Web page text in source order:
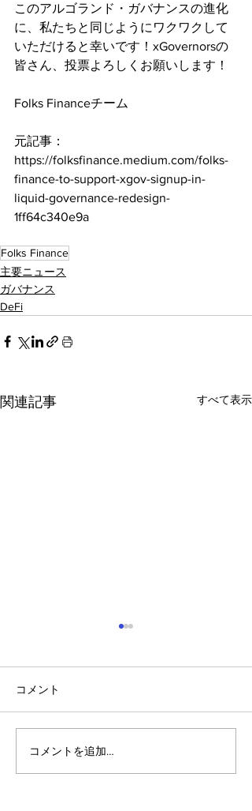
このアルゴランド・ガバナンスの進化
に、私たちと同じようにワクワクして
いただけると幸いです！xGovernorsの
皆さん、投票よろしくお願いします！
Folks Financeチーム
元記事：
https://folksfinance.medium.com/folks-
finance-to-support-xgov-signup-in-
liquid-governance-redesign-
1ff64c340e9a
Folks Finance
主要ニュース
ガバナンス
DeFi
関連記事 すべて表示
アルゴランドのポスト量
子暗号（PQC）ロードマ
コメント
コメントを追加…